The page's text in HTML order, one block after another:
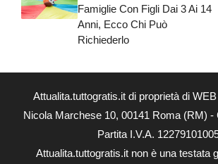
Famiglie Con Figli Dai 3 Ai 14
Anni, Ecco Chi Può
Richiederlo
Attualita.tuttogratis.it di proprietà di
Nicola Marchese 10, 00141 Roma (RM) -
Partita I.V.A.
Attualita.tuttogratis.it non è una testata